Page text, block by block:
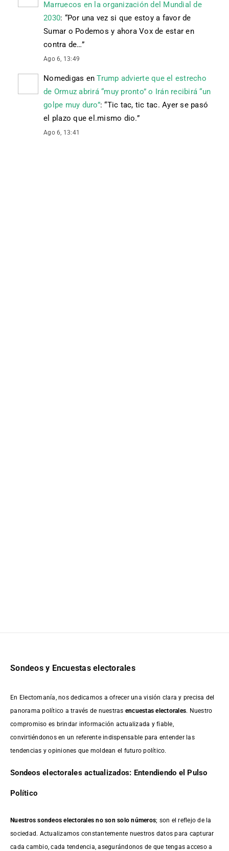
Marruecos en la organización del Mundial de
2030: “Por una vez si que estoy a favor de
Sumar o Podemos y ahora Vox de estar en
contra de…”
Ago 6, 13:49
Nomedigas enTrump advierte que el estrecho
de Ormuz abrirá “muy pronto” o Irán recibirá “un
golpe muy duro”: “Tic tac, tic tac. Ayer se pasó
el plazo que el.mismo dio.”
Ago 6, 13:41
Sondeos y Encuestas electorales
En Electomanía, nos dedicamos a ofrecer una visión clara y precisa del
panorama político a través de nuestras encuestas electorales. Nuestro
compromiso es brindar información actualizada y fiable,
convirtiéndonos en un referente indispensable para entender las
tendencias y opiniones que moldean el futuro político.
Sondeos electorales actualizados: Entendiendo el Pulso
Político
Nuestros sondeos electorales no son solo números; son el reflejo de la
sociedad. Actualizamos constantemente nuestros datos para capturar
cada cambio, cada tendencia, asegurándonos de que tengas acceso a